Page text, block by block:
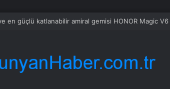
bakkallarda yeni uygulama devreye girdi